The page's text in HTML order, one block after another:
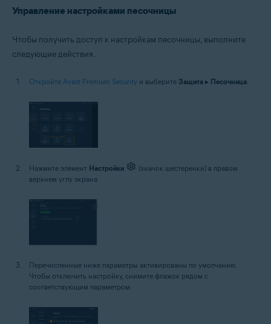
Управление настройками песочницы
Чтобы получить доступ к настройкам песочницы, выполните
следующие действия.
Откройте Avast Premium Security и выберите Защита ▸ Песочница.
Нажмите элемент Настройки
(значок шестеренки) в правом
верхнем углу экрана.
Перечисленные ниже параметры активированы по умолчанию.
Чтобы отключить настройку, снимите флажок рядом с
соответствующим параметром.